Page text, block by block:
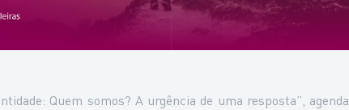
Quem somos? A urgência de uma resposta”,